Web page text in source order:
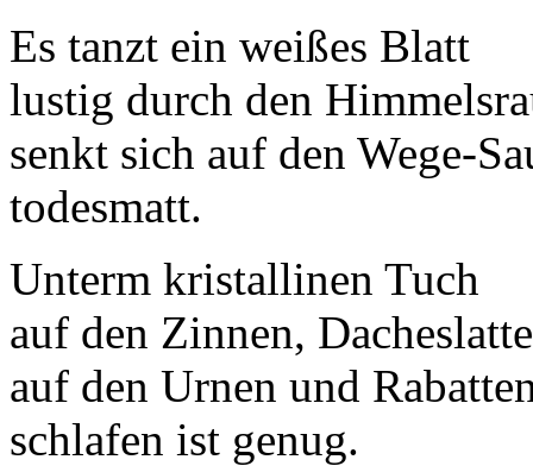
Es tanzt ein weißes Blatt
lustig durch den
senkt sich auf den Wege-
todesmatt.
Unterm kristallinen Tuch
auf den Zinnen,
auf den Urnen und
schlafen ist genug.